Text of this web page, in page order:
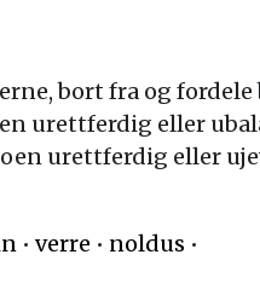
bort fra og fordele
urettferdig eller
urettferdig eller
• verre • noldus •